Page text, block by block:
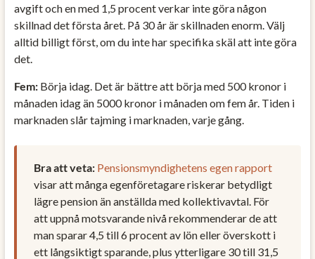
avgift och en med 1,5 procent verkar inte göra någon
skillnad det första året. På 30 år är skillnaden enorm. Välj
alltid billigt först, om du inte har specifika skäl att inte göra
det.
Fem:Börja idag. Det är bättre att börja med 500 kronor i
månaden idag än 5000 kronor i månaden om fem år. Tiden i
marknaden slår tajming i marknaden, varje gång.
Bra att veta: Pensionsmyndighetens egen rapport
visar att många egenföretagare riskerar betydligt
lägre pension än anställda med kollektivavtal. För
att uppnå motsvarande nivå rekommenderar de att
man sparar 4,5 till 6 procent av lön eller överskott i
ett långsiktigt sparande, plus ytterligare 30 till 31,5